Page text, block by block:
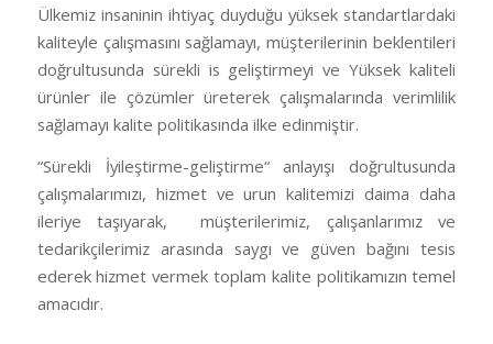
Ülkemiz insaninin ihtiyaç duyduğu yüksek standartlardaki
kaliteyle çalışmasını sağlamayı, müşterilerinin beklentileri
doğrultusunda sürekli is geliştirmeyi ve Yüksek kaliteli
ürünler ile çözümler üreterek çalışmalarında verimlilik
sağlamayı kalite politikasında ilke edinmiştir.
“Sürekli İyileştirme-geliştirme“ anlayışı doğrultusunda
çalışmalarımızı, hizmet ve urun kalitemizi daima daha
ileriye taşıyarak, müşterilerimiz, çalışanlarımız ve
tedarikçilerimiz arasında saygı ve güven bağını tesis
ederek hizmet vermek toplam kalite politikamızın temel
amacıdır.